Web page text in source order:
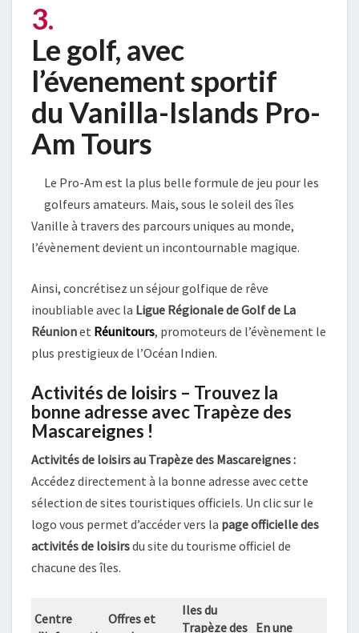
3.
Le golf, avec
l’évenement sportif
du Vanilla-Islands Pro-
Am Tours
Le Pro-Am est la plus belle formule de jeu pour les
golfeurs amateurs. Mais, sous le soleil des îles
Vanille à travers des parcours uniques au monde,
l’évènement devient un incontournable magique.
Ainsi, concrétisez un séjour golfique de rêve
inoubliable avec la Ligue Régionale de Golf de La
Réunionet Réunitours, promoteurs de l’évènement le
plus prestigieux de l’Océan Indien.
Activités de loisirs – Trouvez la
bonne adresse avec Trapèze des
Mascareignes !
Activités de loisirs au Trapèze des Mascareignes :
Accédez directement à la bonne adresse avec cette
sélection de sites touristiques officiels. Un clic sur le
logo vous permet d’accéder vers la page officielle des
activités de loisirsdu site du tourisme officiel de
chacune des îles.
Centre
Offres et
Iles du
Trapèze des En une